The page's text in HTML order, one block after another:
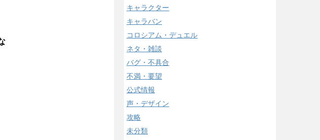
キャラクター
キャラバン
コロシアム・デュエル
ネタ・雑談
バグ・不具合
不満・要望
公式情報
声・デザイン
攻略
未分類